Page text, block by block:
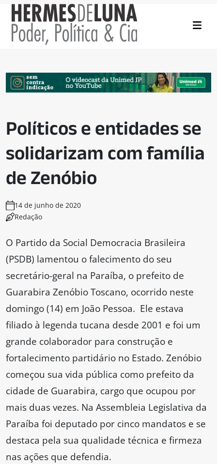
Políticos e entidades se
solidarizam com família
de Zenóbio
14 de junho de 2020
Redação
O Partido da Social Democracia Brasileira
(PSDB) lamentou o falecimento do seu
secretário-geral na Paraíba, o prefeito de
Guarabira Zenóbio Toscano, ocorrido neste
domingo (14) em João Pessoa. Ele estava
filiado à legenda tucana desde 2001 e foi um
grande colaborador para construção e
fortalecimento partidário no Estado. Zenóbio
começou sua vida pública como prefeito da
cidade de Guarabira, cargo que ocupou por
mais duas vezes. Na Assembleia Legislativa da
Paraíba foi deputado por cinco mandatos e se
destaca pela sua qualidade técnica e firmeza
nas ações que defendia.